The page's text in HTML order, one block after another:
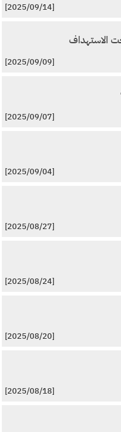
[2025/09/14]
الاستهداف
[2025/09/09]
[2025/09/07]
[2025/09/04]
[2025/08/27]
[2025/08/24]
[2025/08/20]
[2025/08/18]